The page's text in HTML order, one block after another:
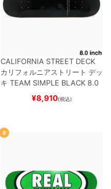
CALIFORNIA STREET DECK
カリフォルニアストリート デッ
キ TEAM SIMPLE BLACK 8.0
ブランク（BBS / GENERATO
スケートボード スケボー
¥8,910(税込)
8